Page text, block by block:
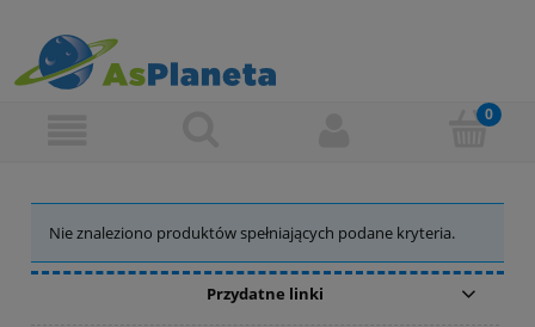
Nie znaleziono produktów spełniających podane kryteria.
Przydatne linki